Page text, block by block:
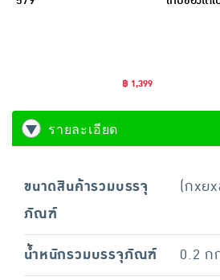
฿ 1,399
รายละเอียด
ขนาดสินค้ารวมบรรจุ
ภัณฑ์
(กxย
น้ำหนักรวมบรรจุภัณฑ์ 0.2 ก